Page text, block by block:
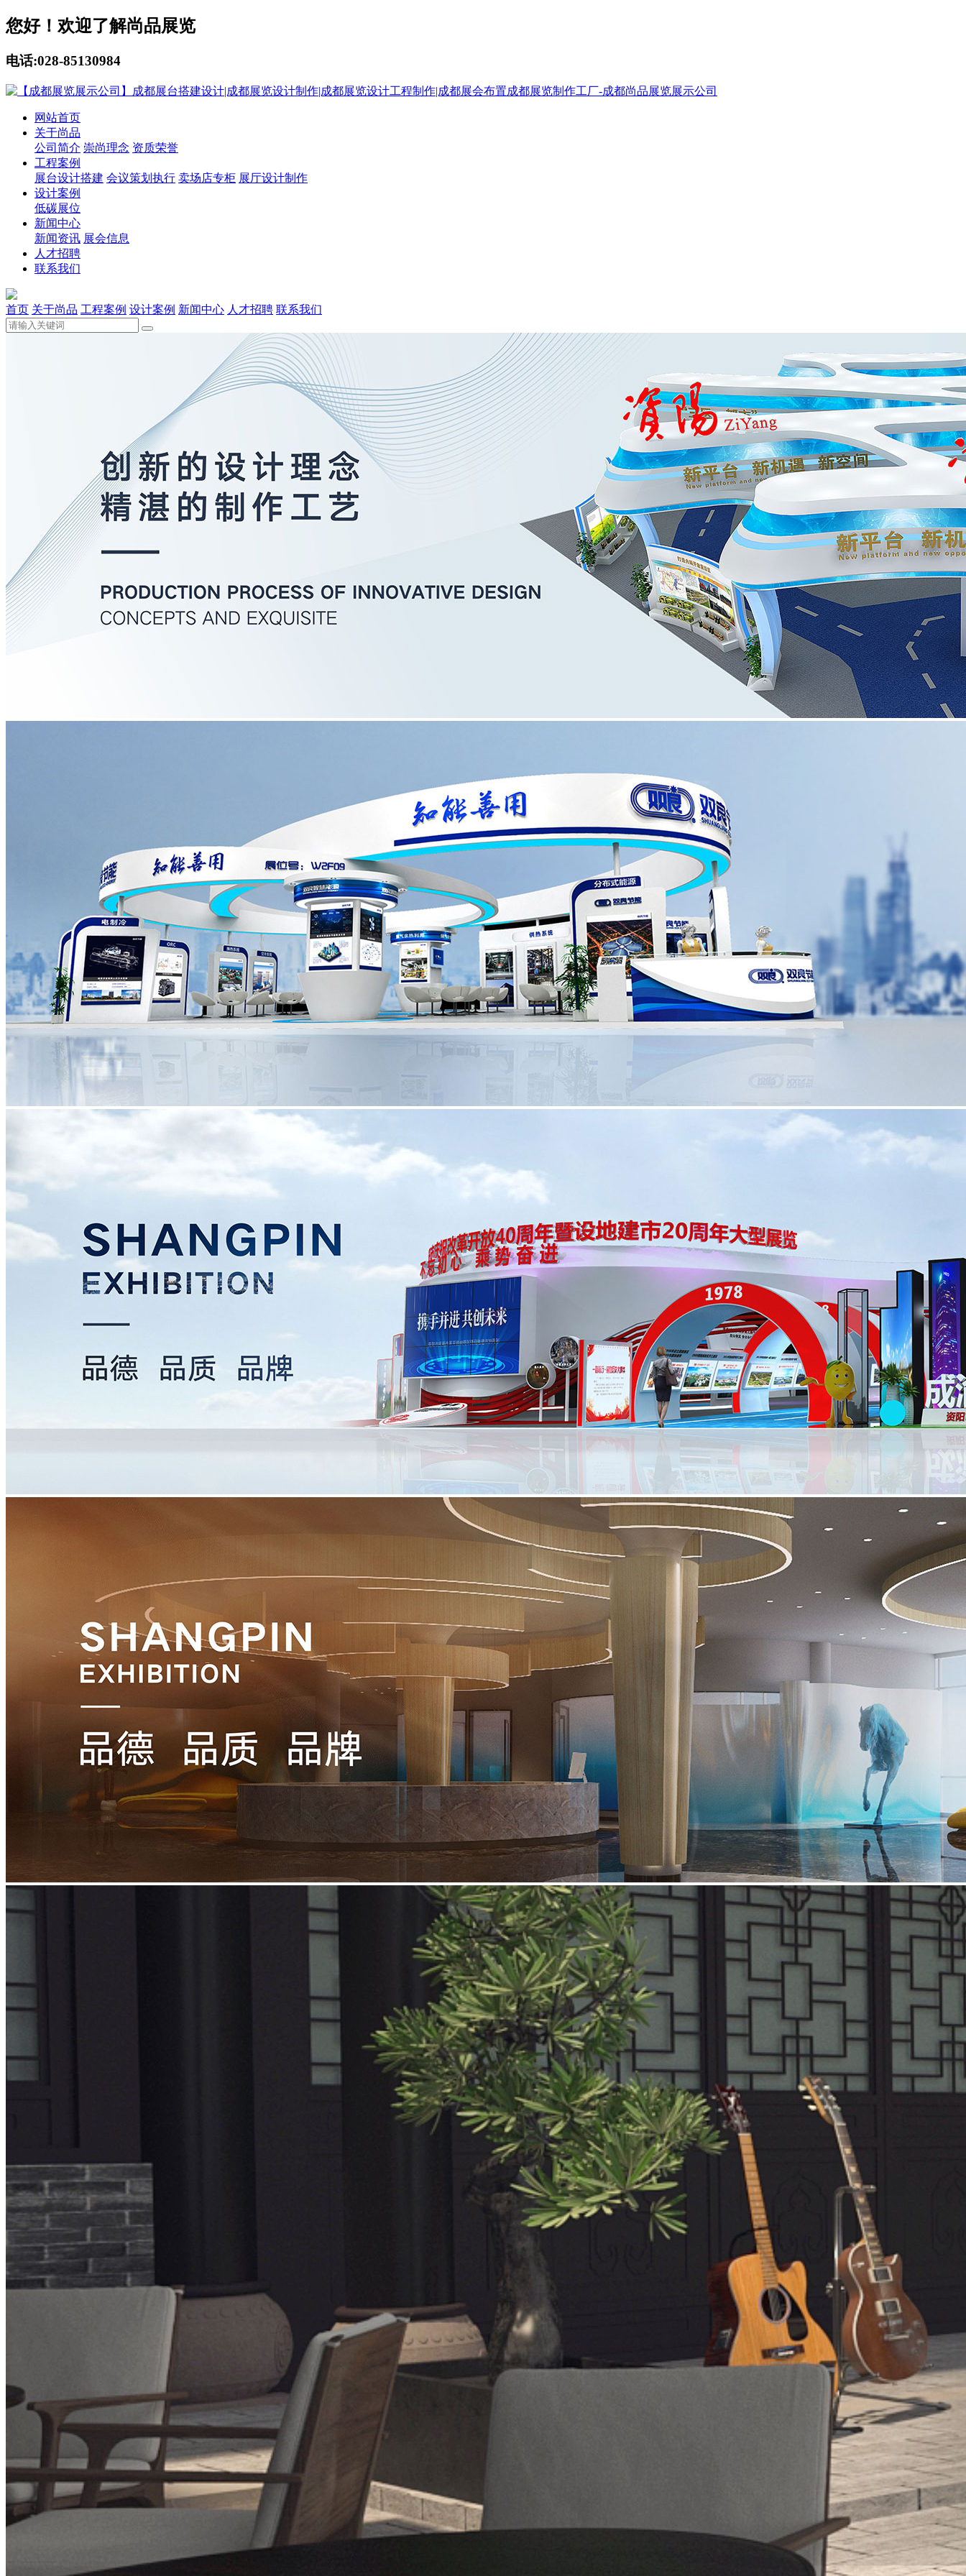
您好！欢迎了解尚品展览
电话:028-85130984
网站首页
关于尚品
公司简介 崇尚理念 资质荣誉
工程案例
展台设计搭建 会议策划执行 卖场店专柜 展厅设计制作
设计案例
低碳展位
新闻中心
新闻资讯 展会信息
人才招聘
联系我们
首页 关于尚品 工程案例 设计案例 新闻中心 人才招聘 联系我们